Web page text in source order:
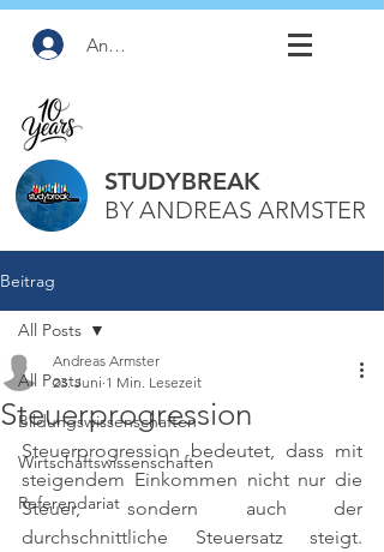
Anmelden
STUDYBREAK
BY ANDREAS ARMSTER
Beitrag
All Posts
Bildungswissenschaften
Wirtschaftswissenschaften
Referendariat
All Posts
Steuerprogression
Andreas Armster
23. Juni 1 Min. Lesezeit
Steuerprogression bedeutet, dass mit
steigendem Einkommen nicht nur die
Steuer, sondern auch der
durchschnittliche Steuersatz steigt.